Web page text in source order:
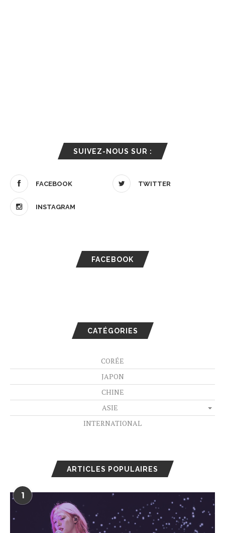
SUIVEZ-NOUS SUR :
FACEBOOK TWITTER
INSTAGRAM
FACEBOOK
CATÉGORIES
CORÉE
JAPON
CHINE
ASIE
INTERNATIONAL
ARTICLES POPULAIRES
1